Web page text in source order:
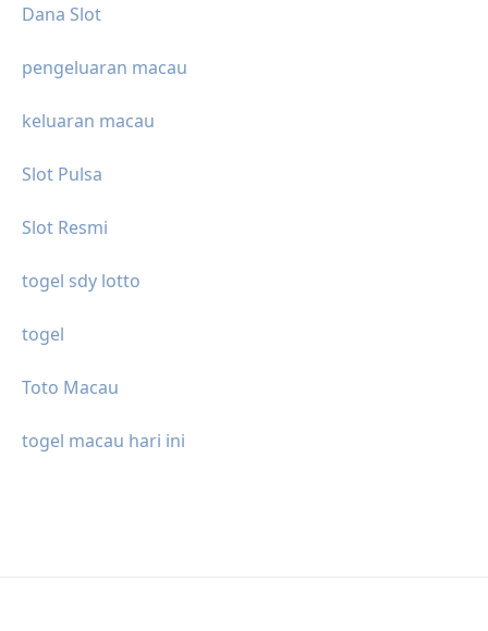
Dana Slot
pengeluaran macau
keluaran macau
Slot Pulsa
Slot Resmi
togel sdy lotto
togel
Toto Macau
togel macau hari ini